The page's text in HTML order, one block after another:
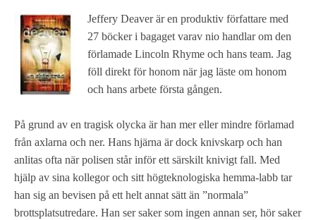
Jeffery Deaver är en produktiv författare med
27 böcker i bagaget varav nio handlar om den
förlamade Lincoln Rhyme och hans team. Jag
föll direkt för honom när jag läste om honom
och hans arbete första gången.
På grund av en tragisk olycka är han mer eller mindre förlamad
från axlarna och ner. Hans hjärna är dock knivskarp och han
anlitas ofta när polisen står inför ett särskilt knivigt fall. Med
hjälp av sina kollegor och sitt högteknologiska hemma-labb tar
han sig an bevisen på ett helt annat sätt än ”normala”
brottsplatsutredare. Han ser saker som ingen annan ser, hör saker